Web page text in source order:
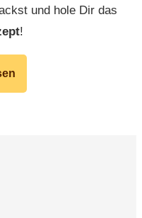
und hole Dir das
!